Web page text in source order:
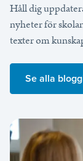
Håll dig
nyheter för
texter om
Se alla